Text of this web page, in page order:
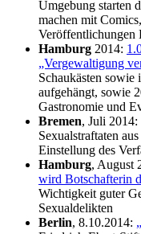
Umgebung starten
machen mit
Veröffentlichungen
Hamburg 2014:
„Vergewaltigung
Schaukästen
aufgehängt, sowie
Gastronomie und
Bremen, Juli
Sexualstraftaten
Einstellung des
Hamburg, August
wird Botschafterin
Wichtigkeit guter
Sexualdelikten
Berlin, 8.10.2014: